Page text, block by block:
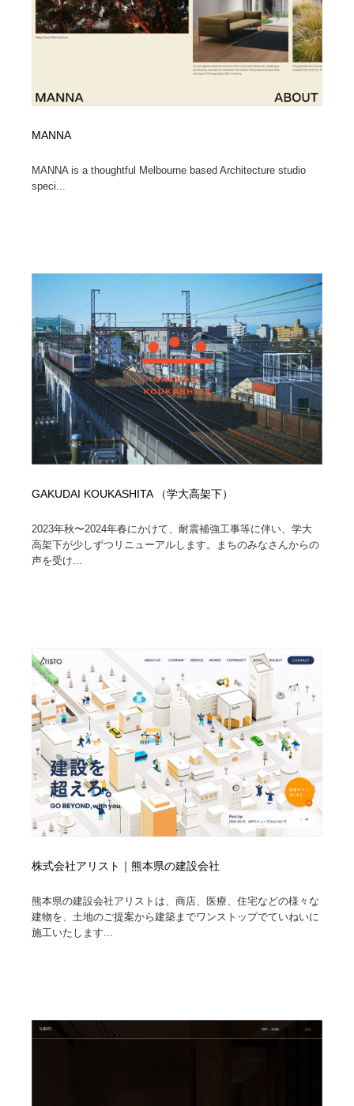
MANNA
MANNA is a thoughtful Melbourne based Architecture studio
speci...
GAKUDAI KOUKASHITA （学大高架下）
2023年秋〜2024年春にかけて、耐震補強工事等に伴い、学大
高架下が少しずつリニューアルします。まちのみなさんからの
声を受け...
株式会社アリスト｜熊本県の建設会社
熊本県の建設会社アリストは、商店、医療、住宅などの様々な
建物を、土地のご提案から建築までワンストップでていねいに
施工いたします...